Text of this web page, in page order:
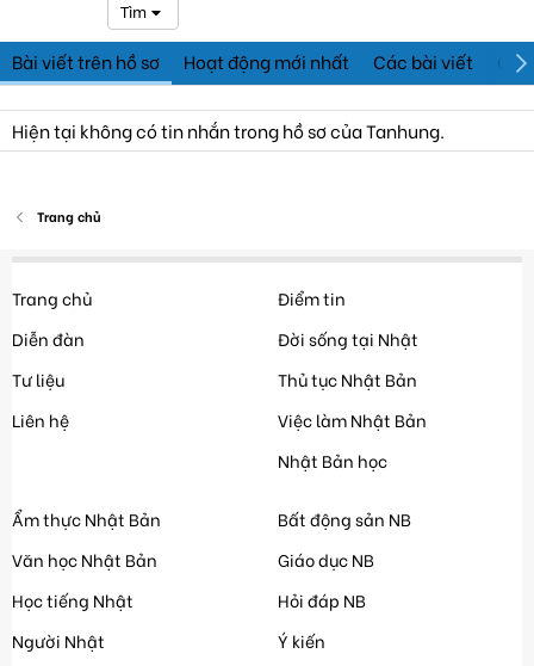
Tìm
Bài viết trên hồ sơ Hoạt động mới nhất Các bài viết
Hiện tại không có tin nhắn trong hồ sơ của Tanhung.
Trang chủ
Trang chủ
Diễn đàn
Tư liệu
Liên hệ
Điểm tin
Đời sống tại Nhật
Thủ tục Nhật Bản
Việc làm Nhật Bản
Nhật Bản học
Ẩm thực Nhật Bản
Văn học Nhật Bản
Học tiếng Nhật
Người Nhật
Bất động sản NB
Giáo dục NB
Hỏi đáp NB
Ý kiến